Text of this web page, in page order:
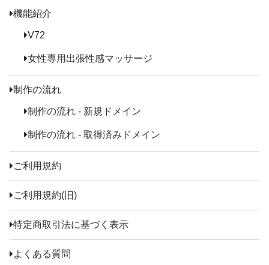
機能紹介
V72
女性専用出張性感マッサージ
制作の流れ
制作の流れ - 新規ドメイン
制作の流れ - 取得済みドメイン
ご利用規約
ご利用規約(旧)
特定商取引法に基づく表示
よくある質問